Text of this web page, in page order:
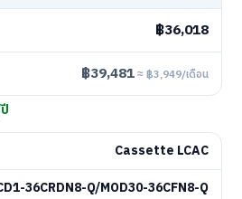
฿36,018
฿39,481≈ ฿3,949/เดือน
Cassette LCAC
36CRDN8-Q/MOD30-36CFN8-Q